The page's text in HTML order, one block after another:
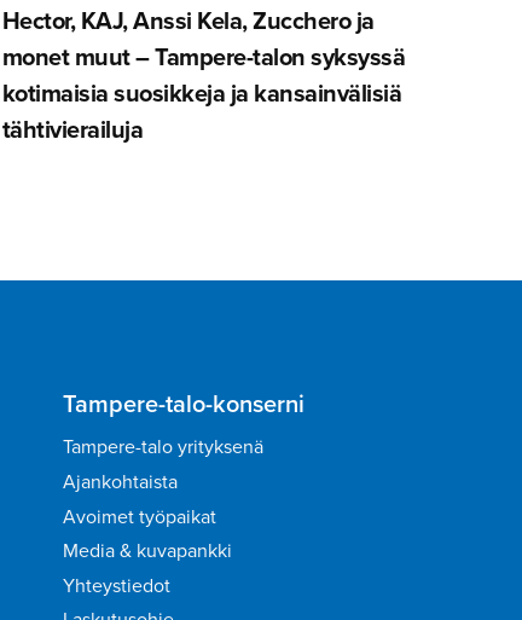
Hector, KAJ, Anssi Kela, Zucchero ja
monet muut – Tampere-talon syksyssä
kotimaisia suosikkeja ja kansainvä­lisiä
tähtivie­railuja
Tampere-talo-konserni
Tampere-talo yrityksenä
Ajankohtaista
Avoimet työpaikat
Media & kuvapankki
Yhteystiedot